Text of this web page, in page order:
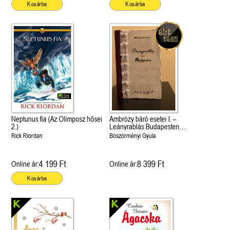
cél (Off-Campus 4.) 21.
Grace and Glory - Kegyelem és
dicsőség (Az Előhírnök-trilógia
Különleges éldekorált kiadás!
Kosárba Kosárba
Neptunus fia (Az Olimposz hősei
2.)
Rick Riordan
Online ár:4 199 Ft
Kosárba
Ambrózy báró esetei I. –
Leányrablás Budapesten
(díszkiadás)
Böszörményi Gyula
Online ár:8 399 Ft